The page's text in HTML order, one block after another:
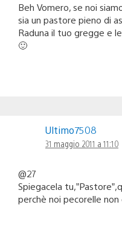
Beh Vomero, se noi
sia un pastore pieno di
Raduna il tuo gregge e
🙂
Ultimo7508
31 maggio 2011 a 11:10
@27
Spiegacela
perchè noi pecorelle